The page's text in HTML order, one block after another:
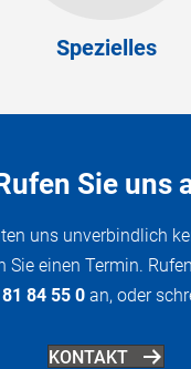
Spezielles
Sie uns
uns unverbindlich
Sie einen Termin.
84 55 0 an, oder
KONTAKT